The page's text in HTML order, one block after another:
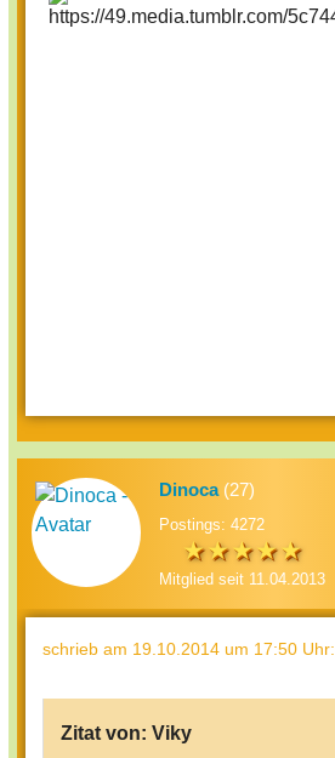
Dinoca(27)
Postings: 4272
Mitglied seit 11.04.2013
schrieb am 19.10.2014 um 17:50 Uhr:
Zitat von: Viky